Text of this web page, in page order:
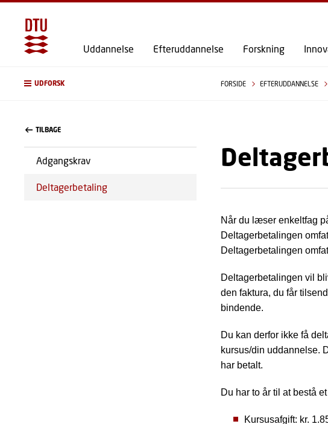
GÅ
Uddannelse Efteruddannelse Forskning
UDFORSK FORSIDE EFTERUDDANNELSE
TILBAGE
Adgangskrav
Deltagerbetaling
Når du læser enkeltfag
Deltagerbetalingen
Deltagerbetalingen
Deltagerbetalingen vil
den faktura, du får
bindende.
Du kan derfor ikke få
kursus/din uddannelse.
har betalt.
Du har to år til at bestå
Kursusafgift: kr.